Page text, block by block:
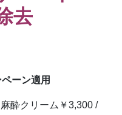
去
ーン適用
麻酔クリーム￥3,300 /